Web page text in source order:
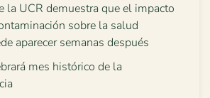
la UCR demuestra que el impacto
sobre la salud
aparecer semanas después
mes histórico de la